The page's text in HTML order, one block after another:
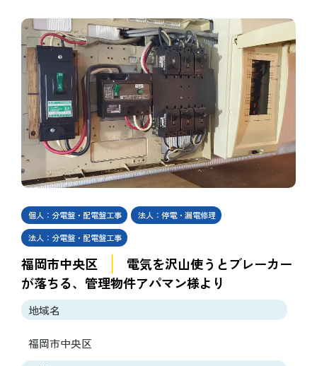
個人：分電盤・配電盤工事
法人：停電・漏電修理
法人：分電盤・配電盤工事
福岡市中央区
電気を沢山使うとブレーカー
が落ちる、管理物件アパマン様より
地域名
福岡市中央区